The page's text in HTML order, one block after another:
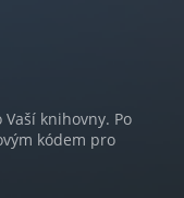
knihovny. Po
kódem pro